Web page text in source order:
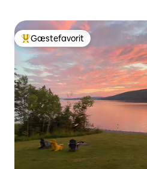
Bedste gæstefavorit
Gæstefavorit